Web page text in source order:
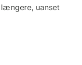
uanset